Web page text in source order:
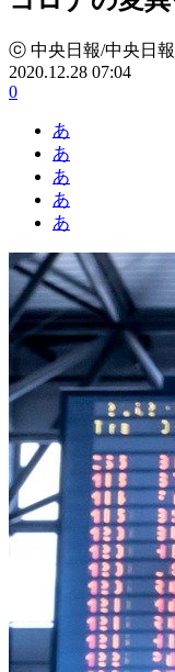
ⓒ 中央日報/中央日
2020.12.28 07:04
0
あ
あ
あ
あ
あ